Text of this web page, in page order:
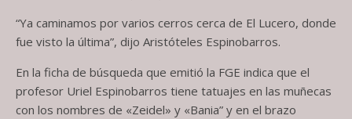
“Ya caminamos por varios cerros cerca de El Lucero, donde
fue visto la última”, dijo Aristóteles Espinobarros.
En la ficha de búsqueda que emitió la FGE indica que el
profesor Uriel Espinobarros tiene tatuajes en las muñecas
con los nombres de «Zeidel» y «Bania” y en el brazo